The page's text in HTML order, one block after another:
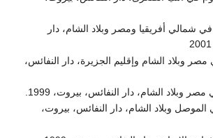
أفريقيا ومصر وبلاد الشام، دار
وبلاد الشام وإقليم الجزيرة، دار النفائس،
الشام، دار النفائس، بيروت، 1999.
وبلاد الشام، دار النفائس، بيروت،